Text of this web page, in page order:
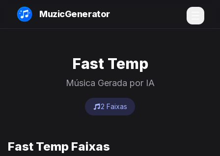
MuzicGenerator
Fast Temp
Música Gerada por IA
2 Faixas
Fast Temp Faixas